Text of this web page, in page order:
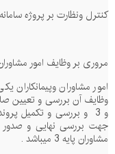
کنترل ونظارت بر پروژه
مروری بر وظایف امور مشاوران
امور مشاوران
وظایف آن بررسی و تعیین
و 3 و بررسی و تکمیل پرونده های
جهت بررسی نهایی و صدور
مشاوران پایه 3 میباشد .